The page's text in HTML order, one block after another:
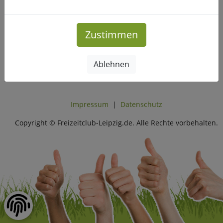
Impressum | Datenschutz
Copyright © Freizeitclub-Leipzig.de. Alle Rechte vorbehalten.
Zustimmen
Ablehnen